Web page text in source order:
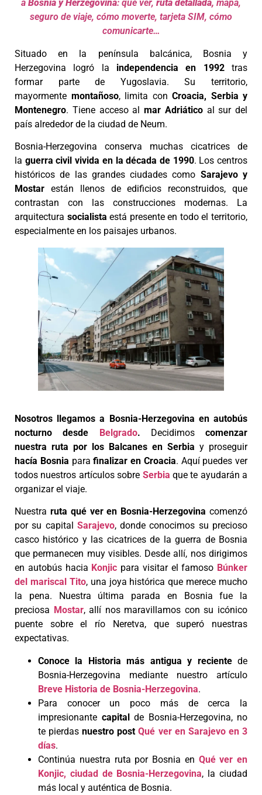
a Bosnia y Herzegovina: qué ver, ruta detallada, mapa,
seguro de viaje, cómo moverte, tarjeta SIM, cómo
comunicarte…
Situado en la península balcánica, Bosnia y
Herzegovina logró la independencia en 1992tras
formar parte de Yugoslavia. Su territorio,
mayormente montañoso, limita con Croacia, Serbia y
Montenegro. Tiene acceso al mar Adriáticoal sur del
país alrededor de la ciudad de Neum.
Bosnia-Herzegovina conserva muchas cicatrices de
la guerra civil vivida en la década de 1990. Los centros
históricos de las grandes ciudades como Sarajevo y
Mostar están llenos de edificios reconstruidos, que
contrastan con las construcciones modernas. La
arquitectura socialista está presente en todo el territorio,
especialmente en los paisajes urbanos.
Nosotros llegamos a Bosnia-Herzegovina en autobús
nocturno desde Belgrado. Decidimos comenzar
nuestra ruta por los Balcanes en Serbia y proseguir
hacía Bosnia para finalizar en Croacia. Aquí puedes ver
todos nuestros artículos sobre Serbia que te ayudarán a
organizar el viaje.
Nuestra ruta qué ver en Bosnia-Herzegovina comenzó
por su capital Sarajevo, donde conocimos su precioso
casco histórico y las cicatrices de la guerra de Bosnia
que permanecen muy visibles. Desde allí, nos dirigimos
en autobús hacia Konjic para visitar el famoso Búnker
del mariscal Tito, una joya histórica que merece mucho
la pena. Nuestra última parada en Bosnia fue la
preciosa Mostar, allí nos maravillamos con su icónico
puente sobre el río Neretva, que superó nuestras
expectativas.
Conoce la Historia más antigua y recientede
Bosnia-Herzegovina mediante nuestro artículo
Breve Historia de Bosnia-Herzegovina.
Para conocer un poco más de cerca la
impresionante capitalde Bosnia-Herzegovina, no
te pierdasnuestro post Qué ver en Sarajevo en 3
días.
Continúa nuestra ruta por Bosnia en Qué ver en
Konjic, ciudad de Bosnia-Herzegovina, la ciudad
más local y auténtica de Bosnia.